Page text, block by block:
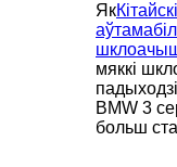
Як
мяккі
BMW 3
больш